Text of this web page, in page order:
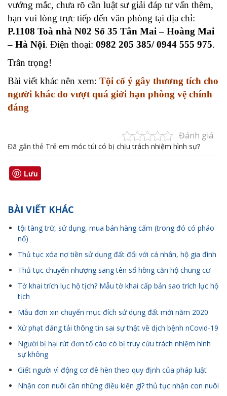
vướng mắc, chưa rõ cần luật sư giải đáp tư vấn thêm,
bạn vui lòng trực tiếp đến văn phòng tại địa chỉ:
P.1108 Toà nhà N02 Số 35 Tân Mai – Hoàng Mai
– Hà Nội. Điện thoại: 0982 205 385/ 0944 555 975.
Trân trọng!
Bài viết khác nên xem: Tội cố ý gây thương tích cho
người khác do vượt quá giới hạn phòng vệ chính
đáng
Đánh giá
Đã gắn thẻ Trẻ em móc túi có bị chịu trách nhiệm hình sự?
Lưu
BÀI VIẾT KHÁC
tội tàng trữ, sử dụng, mua bán hàng cấm (trong đó có pháo
nổ)
Thủ tục xóa nợ tiền sử dụng đất đối với cá nhân, hộ gia đình
Thủ tục chuyển nhượng sang tên sổ hồng căn hộ chung cư
Tờ khai trích lục hộ tịch? Mẫu tờ khai cấp bản sao trích lục hộ
tịch
Mẫu đơn xin chuyển mục đích sử dụng đất mới năm 2020
Xử phạt đăng tải thông tin sai sự thật về dịch bệnh nCovid-19
Người bị hại rút đơn tố cáo có bị truy cứu trách nhiệm hình
sự không
Giết người vì động cơ đê hèn theo quy định của pháp luật
Nhận con nuôi cần những điều kiện gì? thủ tục nhận con nuôi